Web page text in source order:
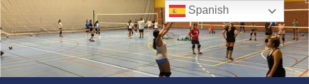
Saltar
al
contenido
Spanish